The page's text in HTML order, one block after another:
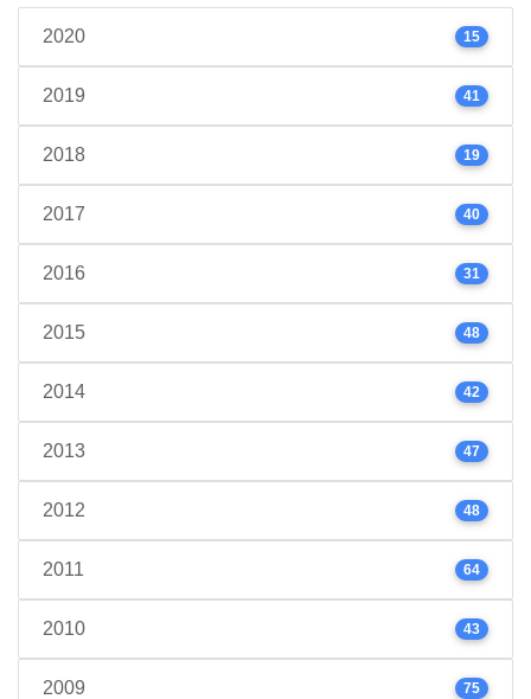
2020 15
2019 41
2018 19
2017 40
2016 31
2015 48
2014 42
2013 47
2012 48
2011 64
2010 43
2009 75